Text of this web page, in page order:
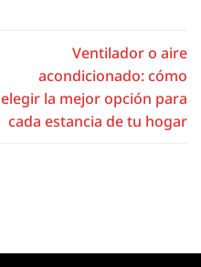
Ventilador o aire
acondicionado: cómo
elegir la mejor opción para
cada estancia de tu hogar